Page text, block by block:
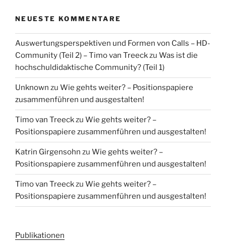
NEUESTE KOMMENTARE
Auswertungsperspektiven und Formen von Calls – HD-
Community (Teil 2) – Timo van Treeckzu Was ist die
hochschuldidaktische Community? (Teil 1)
Unknown zu Wie gehts weiter? – Positionspapiere
zusammenführen und ausgestalten!
Timo van Treeckzu Wie gehts weiter? –
Positionspapiere zusammenführen und ausgestalten!
Katrin Girgensohn zu Wie gehts weiter? –
Positionspapiere zusammenführen und ausgestalten!
Timo van Treeckzu Wie gehts weiter? –
Positionspapiere zusammenführen und ausgestalten!
Publikationen